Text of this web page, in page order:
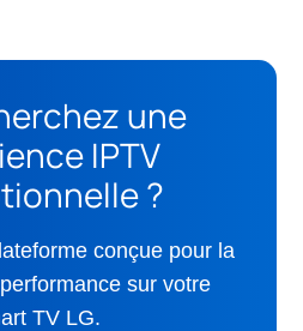
une
IPTV
?
conçue pour la
sur votre
TV LG.